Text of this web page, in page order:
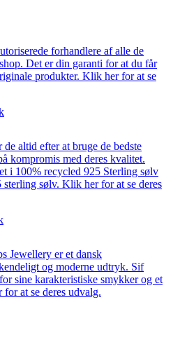
forhandlere af alle de
Det er din garanti for at du får
produkter. Klik her for at se
altid efter at bruge de bedste
kompromis med deres kvalitet.
i 100% recycled 925 Sterling sølv
sølv. Klik her for at se deres
Jewellery er et dansk
og moderne udtryk. Sif
sine karakteristiske smykker og et
at se deres udvalg.